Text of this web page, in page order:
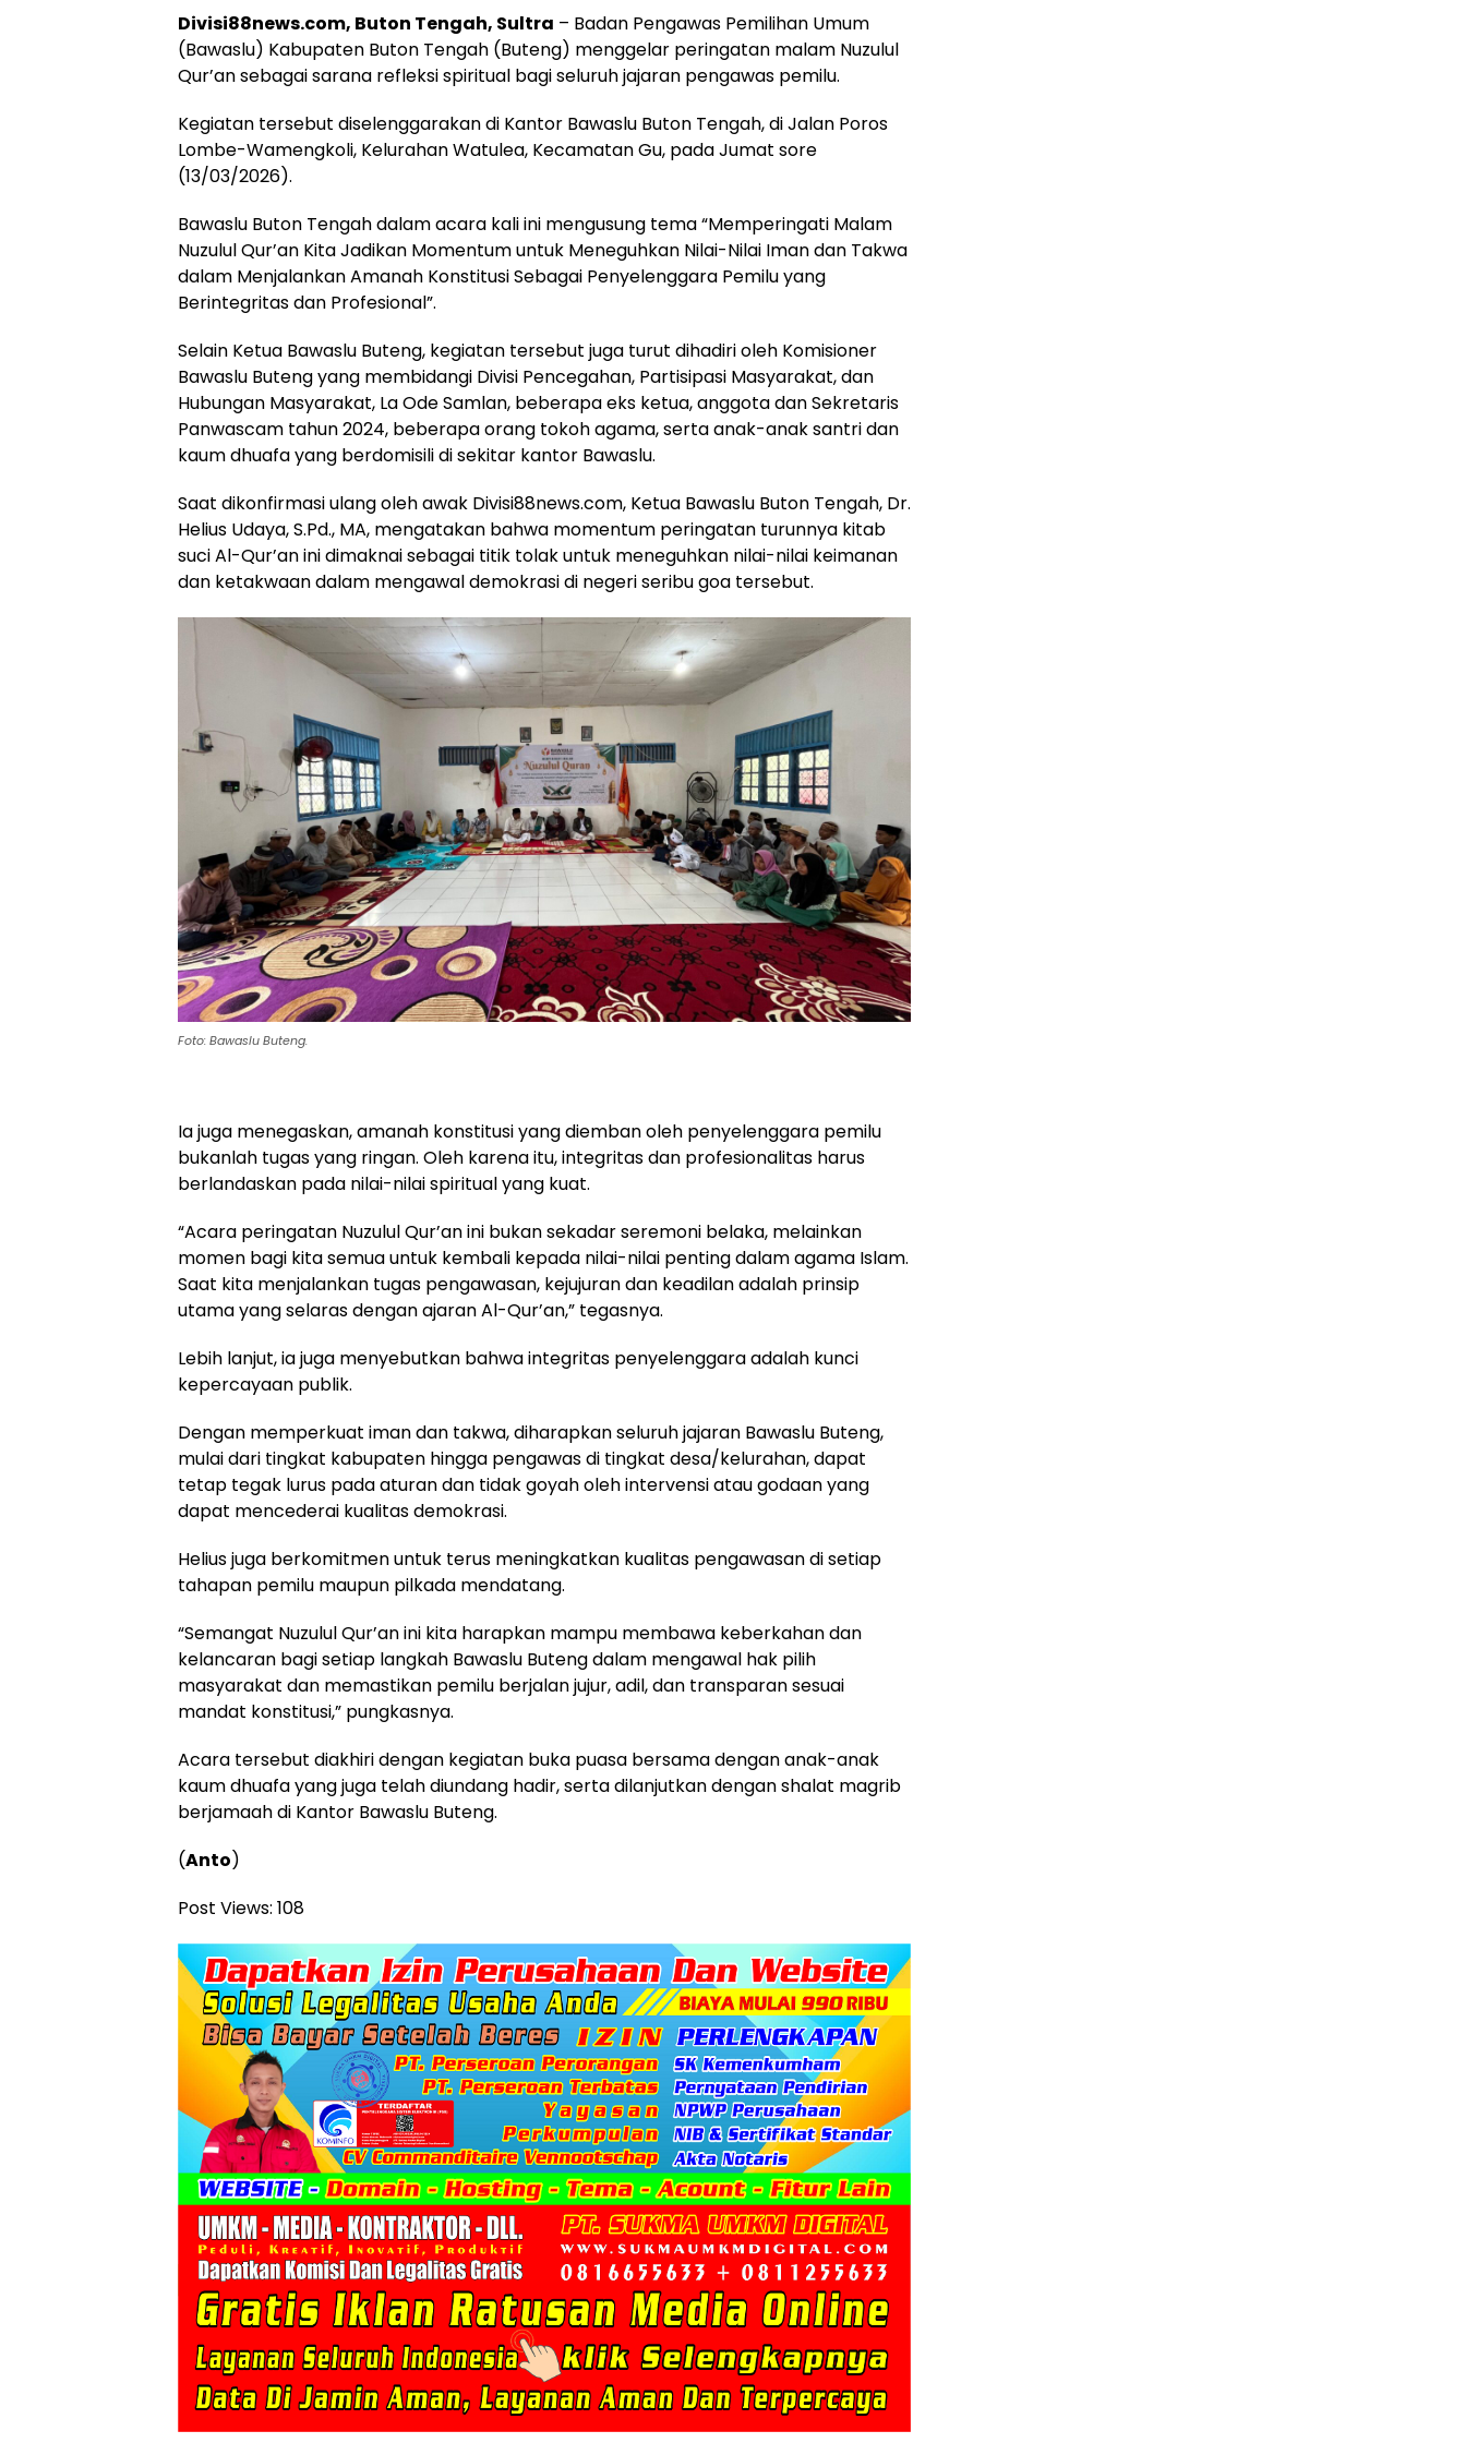
Divisi88news.com, Buton Tengah, Sultra – Badan Pengawas Pemilihan Umum
(Bawaslu) Kabupaten Buton Tengah (Buteng) menggelar peringatan malam Nuzulul
Qur’an sebagai sarana refleksi spiritual bagi seluruh jajaran pengawas pemilu.
Kegiatan tersebut diselenggarakan di Kantor Bawaslu Buton Tengah, di Jalan Poros
Lombe-Wamengkoli, Kelurahan Watulea, Kecamatan Gu, pada Jumat sore
(13/03/2026).
Bawaslu Buton Tengah dalam acara kali ini mengusung tema “Memperingati Malam
Nuzulul Qur’an Kita Jadikan Momentum untuk Meneguhkan Nilai-Nilai Iman dan Takwa
dalam Menjalankan Amanah Konstitusi Sebagai Penyelenggara Pemilu yang
Berintegritas dan Profesional”.
Selain Ketua Bawaslu Buteng, kegiatan tersebut juga turut dihadiri oleh Komisioner
Bawaslu Buteng yang membidangi Divisi Pencegahan, Partisipasi Masyarakat, dan
Hubungan Masyarakat, La Ode Samlan, beberapa eks ketua, anggota dan Sekretaris
Panwascam tahun 2024, beberapa orang tokoh agama, serta anak-anak santri dan
kaum dhuafa yang berdomisili di sekitar kantor Bawaslu.
Saat dikonfirmasi ulang oleh awak Divisi88news.com, Ketua Bawaslu Buton Tengah, Dr.
Helius Udaya, S.Pd., MA, mengatakan bahwa momentum peringatan turunnya kitab
suci Al-Qur’an ini dimaknai sebagai titik tolak untuk meneguhkan nilai-nilai keimanan
dan ketakwaan dalam mengawal demokrasi di negeri seribu goa tersebut.
Foto: Bawaslu Buteng.
Ia juga menegaskan, amanah konstitusi yang diemban oleh penyelenggara pemilu
bukanlah tugas yang ringan. Oleh karena itu, integritas dan profesionalitas harus
berlandaskan pada nilai-nilai spiritual yang kuat.
“Acara peringatan Nuzulul Qur’an ini bukan sekadar seremoni belaka, melainkan
momen bagi kita semua untuk kembali kepada nilai-nilai penting dalam agama Islam.
Saat kita menjalankan tugas pengawasan, kejujuran dan keadilan adalah prinsip
utama yang selaras dengan ajaran Al-Qur’an,” tegasnya.
Lebih lanjut, ia juga menyebutkan bahwa integritas penyelenggara adalah kunci
kepercayaan publik.
Dengan memperkuat iman dan takwa, diharapkan seluruh jajaran Bawaslu Buteng,
mulai dari tingkat kabupaten hingga pengawas di tingkat desa/kelurahan, dapat
tetap tegak lurus pada aturan dan tidak goyah oleh intervensi atau godaan yang
dapat mencederai kualitas demokrasi.
Helius juga berkomitmen untuk terus meningkatkan kualitas pengawasan di setiap
tahapan pemilu maupun pilkada mendatang.
“Semangat Nuzulul Qur’an ini kita harapkan mampu membawa keberkahan dan
kelancaran bagi setiap langkah Bawaslu Buteng dalam mengawal hak pilih
masyarakat dan memastikan pemilu berjalan jujur, adil, dan transparan sesuai
mandat konstitusi,” pungkasnya.
Acara tersebut diakhiri dengan kegiatan buka puasa bersama dengan anak-anak
kaum dhuafa yang juga telah diundang hadir, serta dilanjutkan dengan shalat magrib
berjamaah di Kantor Bawaslu Buteng.
(Anto)
Post Views: 108